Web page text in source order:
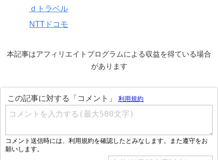
ｄトラベル
NTTドコモ
本記事はアフィリエイトプログラムによる収益を得ている場合
があります